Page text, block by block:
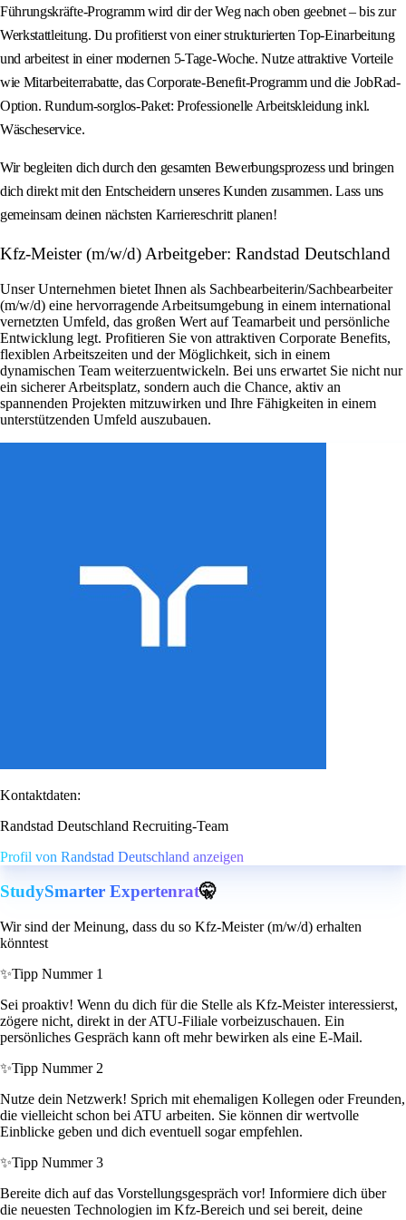
Führungskräfte-Programm wird dir der Weg nach oben geebnet – bis zur
Werkstattleitung. Du profitierst von einer strukturierten Top-Einarbeitung
und arbeitest in einer modernen 5-Tage-Woche. Nutze attraktive Vorteile
wie Mitarbeiterrabatte, das Corporate-Benefit-Programm und die JobRad-
Option. Rundum-sorglos-Paket: Professionelle Arbeitskleidung inkl.
Wäscheservice.
Wir begleiten dich durch den gesamten Bewerbungsprozess und bringen
dich direkt mit den Entscheidern unseres Kunden zusammen. Lass uns
gemeinsam deinen nächsten Karriereschritt planen!
Kfz-Meister (m/w/d) Arbeitgeber: Randstad Deutschland
Unser Unternehmen bietet Ihnen als Sachbearbeiterin/Sachbearbeiter
(m/w/d) eine hervorragende Arbeitsumgebung in einem international
vernetzten Umfeld, das großen Wert auf Teamarbeit und persönliche
Entwicklung legt. Profitieren Sie von attraktiven Corporate Benefits,
flexiblen Arbeitszeiten und der Möglichkeit, sich in einem
dynamischen Team weiterzuentwickeln. Bei uns erwartet Sie nicht nur
ein sicherer Arbeitsplatz, sondern auch die Chance, aktiv an
spannenden Projekten mitzuwirken und Ihre Fähigkeiten in einem
unterstützenden Umfeld auszubauen.
Kontaktdaten:
Randstad Deutschland Recruiting-Team
Profil von Randstad Deutschland anzeigen
StudySmarter Expertenrat🤫
Wir sind der Meinung, dass du so Kfz-Meister (m/w/d) erhalten
könntest
✨Tipp Nummer 1
Sei proaktiv! Wenn du dich für die Stelle als Kfz-Meister interessierst,
zögere nicht, direkt in der ATU-Filiale vorbeizuschauen. Ein
persönliches Gespräch kann oft mehr bewirken als eine E-Mail.
✨Tipp Nummer 2
Nutze dein Netzwerk! Sprich mit ehemaligen Kollegen oder Freunden,
die vielleicht schon bei ATU arbeiten. Sie können dir wertvolle
Einblicke geben und dich eventuell sogar empfehlen.
✨Tipp Nummer 3
Bereite dich auf das Vorstellungsgespräch vor! Informiere dich über
die neuesten Technologien im Kfz-Bereich und sei bereit, deine